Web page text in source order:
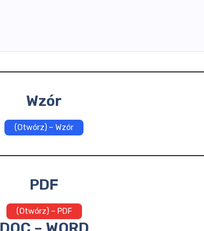
Wzór
(Otwórz) – Wzór
PDF
(Otwórz) – PDF